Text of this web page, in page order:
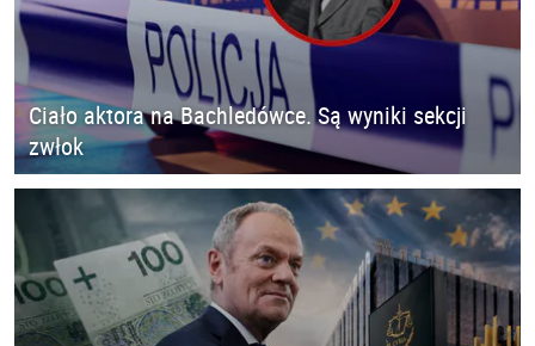
Ciało aktora na Bachledówce. Są wyniki sekcji
zwłok